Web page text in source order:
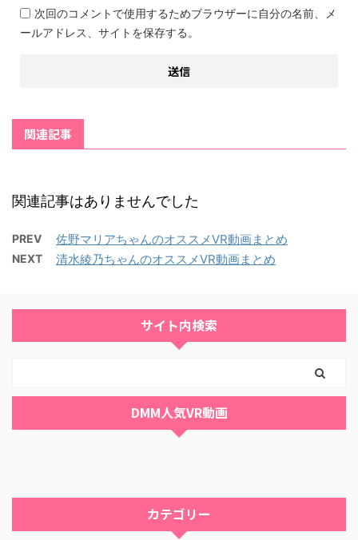
次回のコメントで使用するためブラウザーに自分の名前、メ
ールアドレス、サイトを保存する。
関連記事
関連記事はありませんでした
PREV 佐野マリアちゃんのオススメVR動画まとめ
NEXT 清水綾乃ちゃんのオススメVR動画まとめ
サイト内検索
DMM人気VR動画
カテゴリー